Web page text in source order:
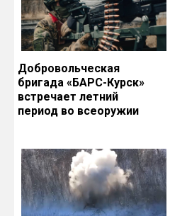
Добровольческая
бригада «БАРС-Курск»
встречает летний
период во всеоружии